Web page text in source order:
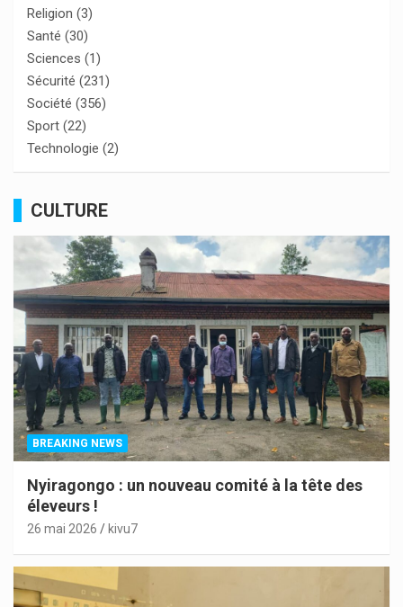
Religion (3)
Santé (30)
Sciences (1)
Sécurité (231)
Société (356)
Sport (22)
Technologie (2)
CULTURE
BREAKING NEWS
Nyiragongo : un nouveau comité à la tête des
éleveurs !
26 mai 2026 kivu7